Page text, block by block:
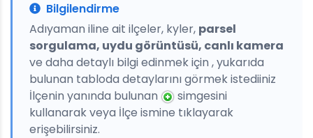
Bilgilendirme
Adıyaman iline ait ilçeler, kyler, parsel
sorgulama, uydu görüntüsü, canlı kamera
ve daha detaylı bilgi edinmek için , yukarıda
bulunan tabloda detaylarını görmek istediiniz
İlçenin yanında bulunan
simgesini
kullanarak veya İlçe ismine tıklayarak
erişebilirsiniz.